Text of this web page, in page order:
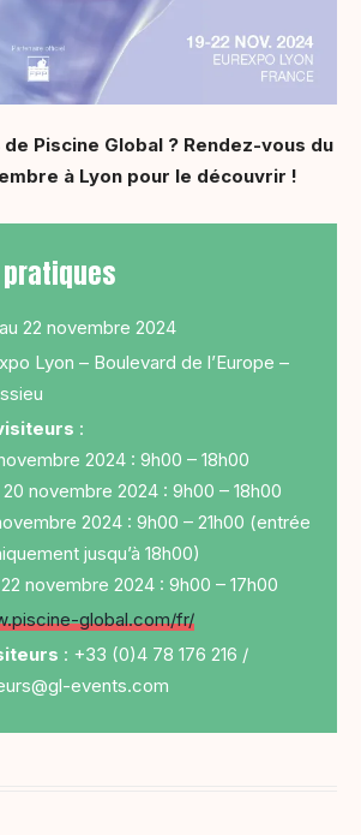
de Piscine Global ? Rendez-vous du
à Lyon pour le découvrir !
22 novembre 2024
Lyon – Boulevard de l’Europe –
:
2024 : 9h00 – 18h00
novembre 2024 : 9h00 – 18h00
2024 : 9h00 – 21h00 (entrée
jusqu’à 18h00)
novembre 2024 : 9h00 – 17h00
global.com/fr/
: +33 (0)4 78 176 216 /
events.com